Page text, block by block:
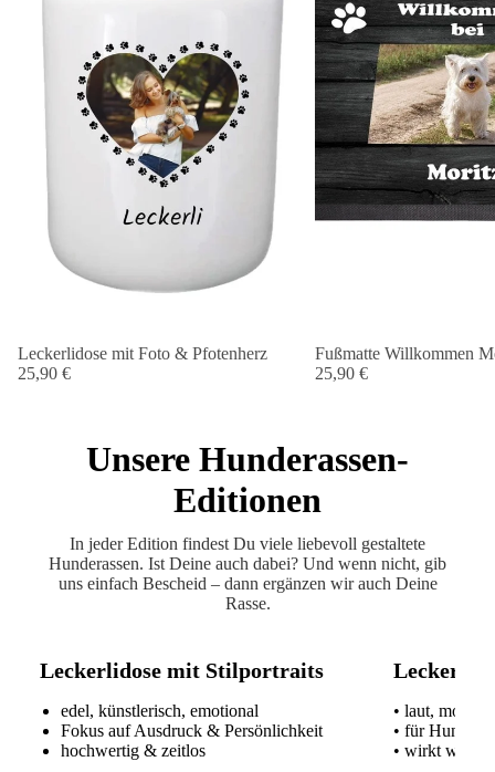
Leckerlidose mit Foto & Pfotenherz
25,90 €
Fußmatte Willkommen
25,90 €
Unsere Hunderassen-
Editionen
In jeder Edition findest Du viele liebevoll gestaltete
Hunderassen. Ist Deine auch dabei? Und wenn nicht, gib
uns einfach Bescheid – dann ergänzen wir auch Deine
Rasse.
Leckerlidose mit Stilportraits
edel, künstlerisch, emotional
Fokus auf Ausdruck & Persönlichkeit
hochwertig & zeitlos
• laut,
• für
• wirkt wie